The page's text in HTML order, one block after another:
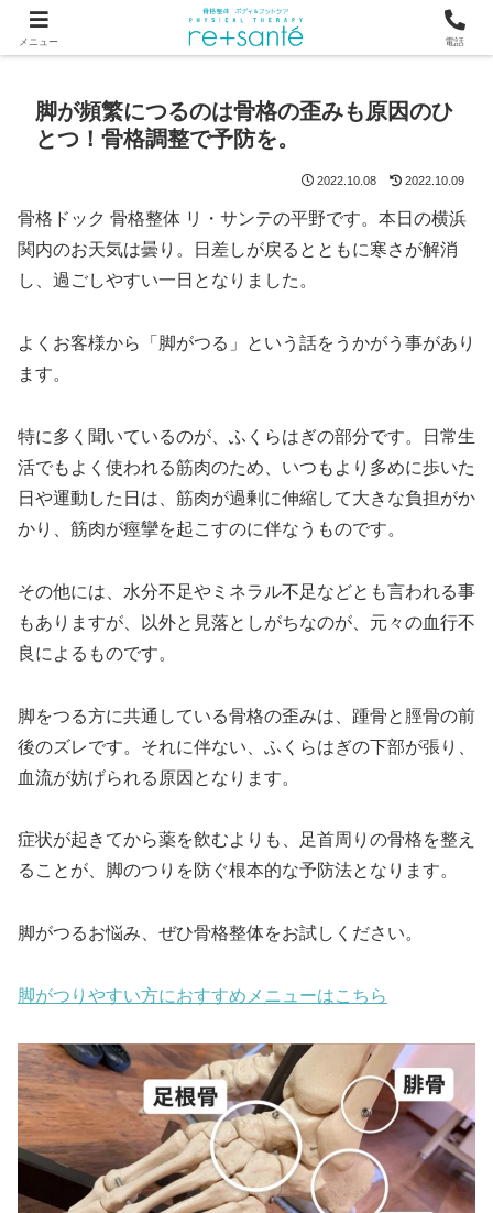
つらい首・肩こり・腰の痛みは、骨から見直す横浜市関内の整体
脚が頻繁につるのは骨格の歪みも原因のひ
とつ！骨格調整で予防を。
2022.10.08 2022.10.09
骨格ドック 骨格整体 リ・サンテの平野です。本日の横浜
関内のお天気は曇り。日差しが戻るとともに寒さが解消
し、過ごしやすい一日となりました。
よくお客様から「脚がつる」という話をうかがう事があり
ます。
特に多く聞いているのが、ふくらはぎの部分です。日常生
活でもよく使われる筋肉のため、いつもより多めに歩いた
日や運動した日は、筋肉が過剰に伸縮して大きな負担がか
かり、筋肉が痙攣を起こすのに伴なうものです。
その他には、水分不足やミネラル不足などとも言われる事
もありますが、以外と見落としがちなのが、元々の血行不
良によるものです。
脚をつる方に共通している骨格の歪みは、踵骨と脛骨の前
後のズレです。それに伴ない、ふくらはぎの下部が張り、
血流が妨げられる原因となります。
症状が起きてから薬を飲むよりも、足首周りの骨格を整え
ることが、脚のつりを防ぐ根本的な予防法となります。
脚がつるお悩み、ぜひ骨格整体をお試しください。
脚がつりやすい方におすすめメニューはこちら
メニュー 電話